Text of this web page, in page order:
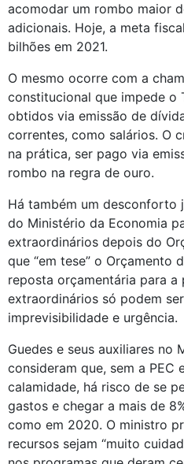
acomodar um rombo maior
adicionais. Hoje, a meta
bilhões em 2021.
O mesmo ocorre com a
constitucional que impede o
obtidos via emissão de
correntes, como salários. O
na prática, ser pago via
rombo na regra de ouro.
Há também um desconforto
do Ministério da Economia
extraordinários depois do
que “em tese” o Orçamento
reposta orçamentária para a
extraordinários só podem
imprevisibilidade e urgência.
Guedes e seus auxiliares no
consideram que, sem a PEC
calamidade, há risco de se
gastos e chegar a mais de
como em 2020. O ministro
recursos sejam “muito